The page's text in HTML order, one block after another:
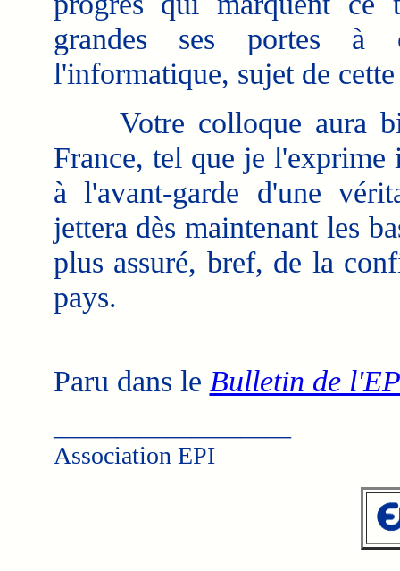
grandes ses portes à
l'informatique, sujet de
Votre colloque aura
France, tel que je
à l'avant-garde d'une
jettera dès maintenant les
plus assuré, bref, de la
pays.
Paru dans le Bulletin de
Association EPI